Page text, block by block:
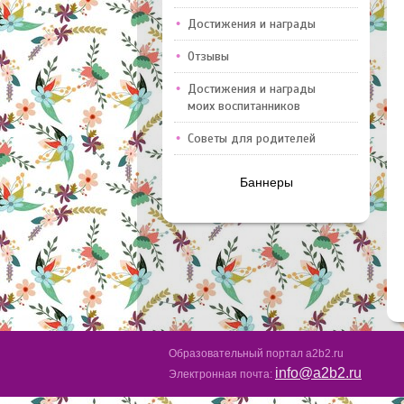
Достижения и награды
Отзывы
Достижения и награды
моих воспитанников
Советы для родителей
Баннеры
Образовательный портал a2b2.ru
Электронная почта: info@a2b2.ru